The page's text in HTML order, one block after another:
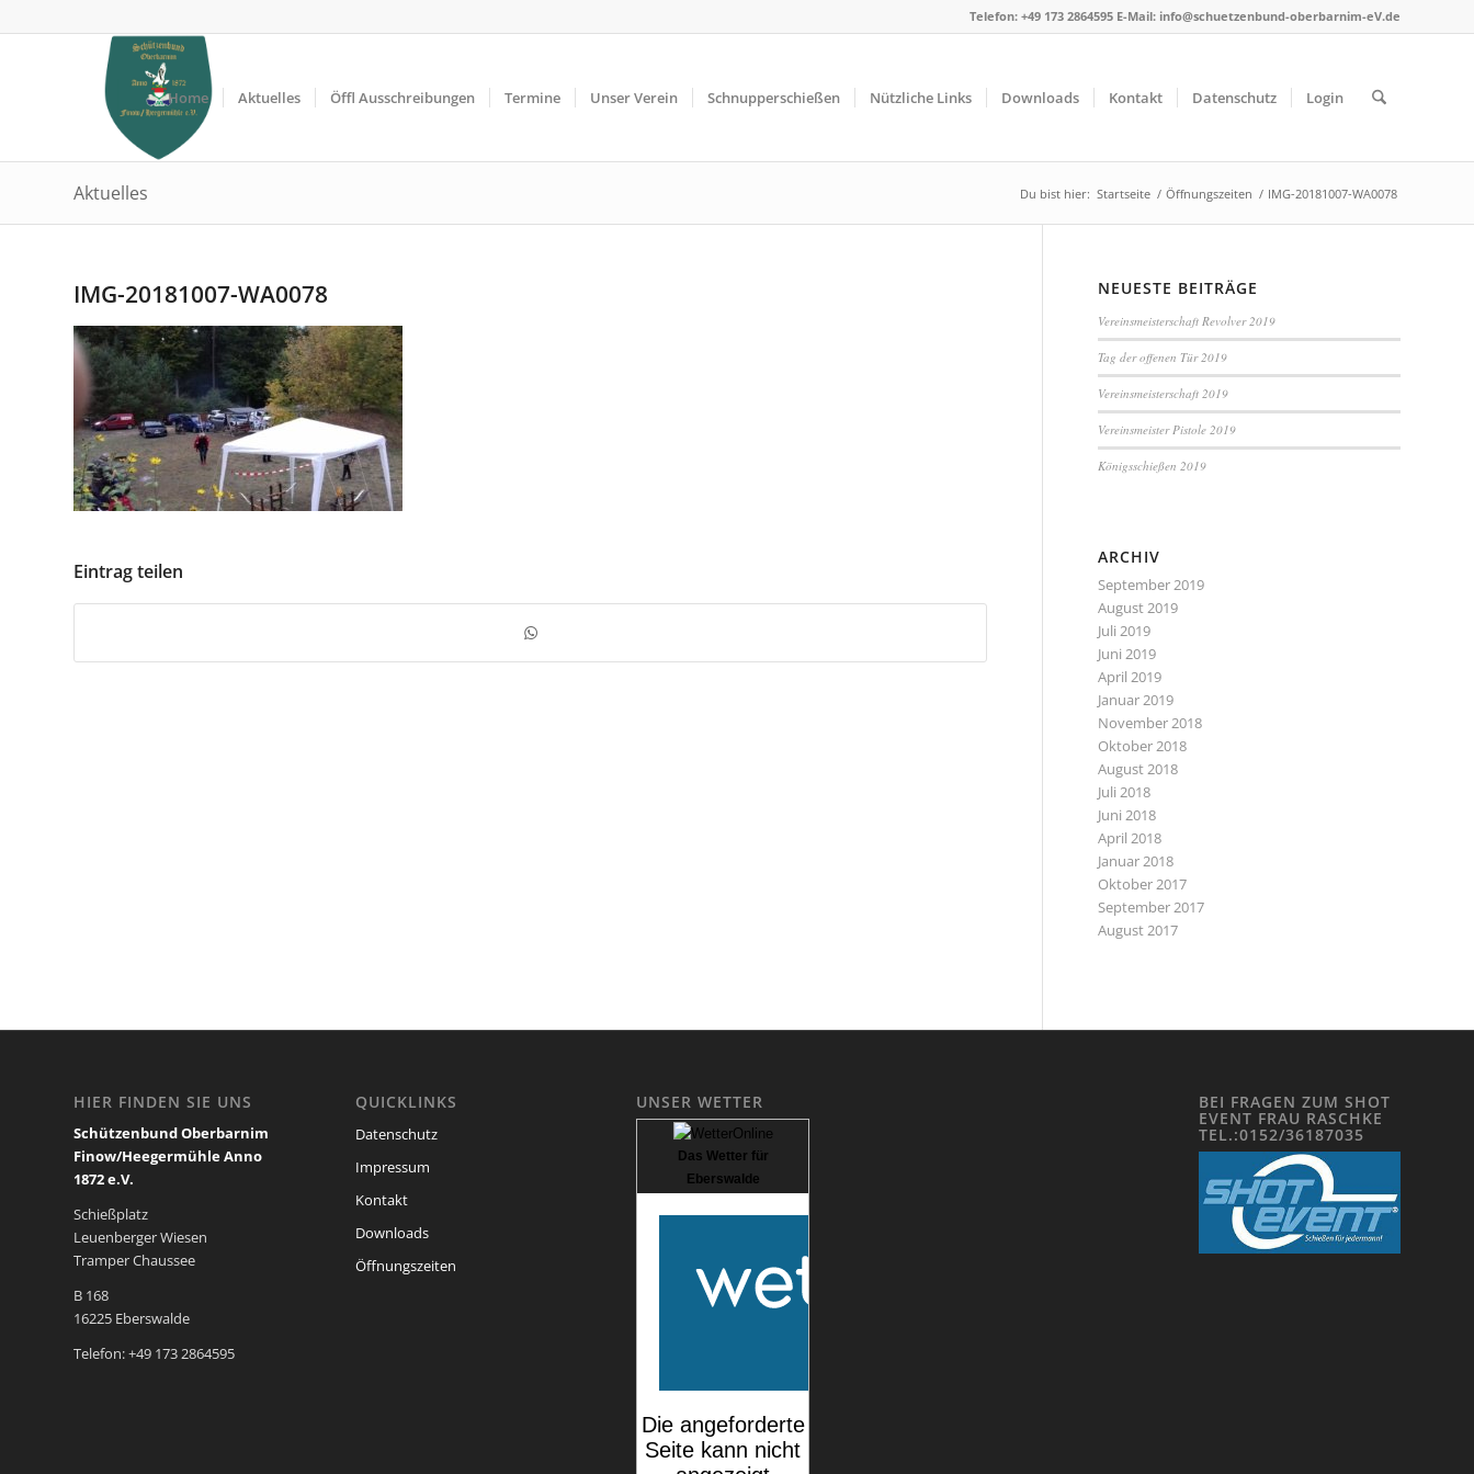
Telefon: +49 173 2864595 E-Mail: info@schuetzenbund-oberbarnim-eV.de
Home Aktuelles Öffl Ausschreibungen Termine Unser Verein Schnupperschießen Nützliche Links Downloads Kontakt Datenschutz Login
Aktuelles Du bist hier: Startseite / Öffnungszeiten / IMG-20181007-WA0078
IMG-20181007-WA0078
Eintrag teilen
NEUESTE BEITRÄGE
Vereinsmeisterschaft Revolver 2019
Tag der offenen Tür 2019
Vereinsmeisterschaft 2019
Vereinsmeister Pistole 2019
Königsschießen 2019
ARCHIV
September 2019
August 2019
Juli 2019
Juni 2019
April 2019
Januar 2019
November 2018
Oktober 2018
August 2018
Juli 2018
Juni 2018
April 2018
Januar 2018
Oktober 2017
September 2017
August 2017
HIER FINDEN SIE UNS
Schützenbund Oberbarnim
Finow/Heegermühle Anno
1872 e.V.
Schießplatz
Leuenberger Wiesen
Tramper Chaussee
B 168
16225 Eberswalde
Telefon: +49 173 2864595
QUICKLINKS
Datenschutz
Impressum
Kontakt
Downloads
Öffnungszeiten
UNSER WETTER
Das Wetter für
Eberswalde
BEI FRAGEN ZUM SHOT
EVENT FRAU RASCHKE
TEL.:0152/36187035